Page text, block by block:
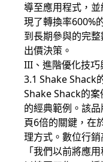
導至應用程式，
現了轉換率600%
到長期參與的完
出價決策。
III、進階優化技
3.1 Shake Shack
Shake Shack的
的經典範例。該
頁6倍的關鍵，在
理方式。數位行
「我們以前將應